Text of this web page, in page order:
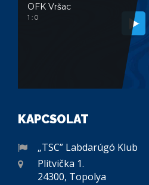
OFK Vršac
1 : 0
KAPCSOLAT
„TSC” Labdarúgó Klub
Plitvička 1.
24300, Topolya